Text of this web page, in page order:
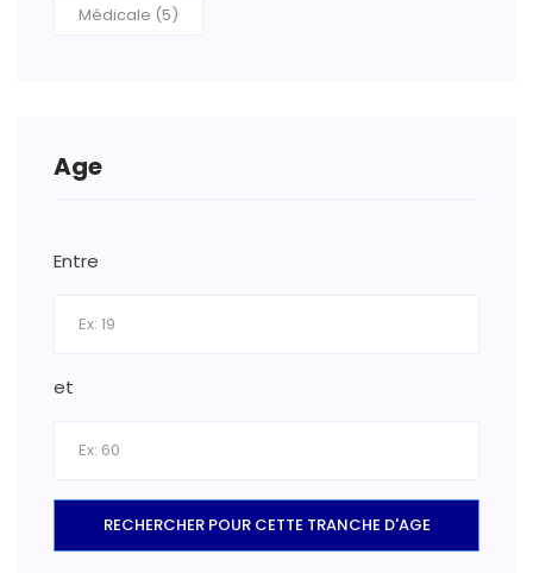
Médicale (5)
Age
Entre
et
RECHERCHER POUR CETTE TRANCHE D'AGE